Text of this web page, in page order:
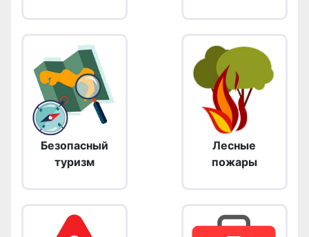
Безопасный
туризм
Лесные
пожары